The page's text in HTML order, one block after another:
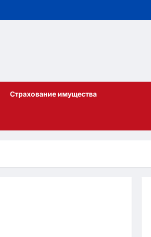
Страхование имущества